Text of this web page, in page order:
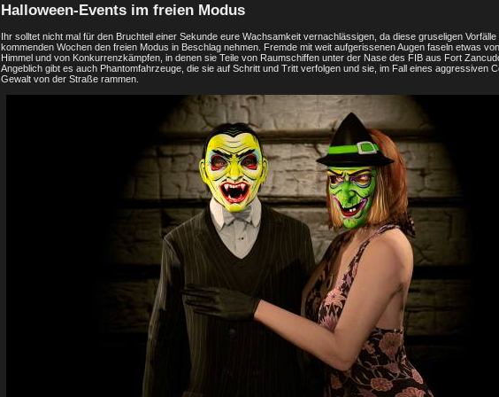
Halloween-Events im freien Modus
Ihr solltet nicht mal für den Bruchteil einer Sekunde eure Wachsamkeit vernachlässigen, da diese gruseligen
kommenden Wochen den freien Modus in Beschlag nehmen. Fremde mit weit aufgerissenen Augen faseln etwas
Himmel und von Konkurrenzkämpfen, in denen sie Teile von Raumschiffen unter der Nase des FIB aus Fort
Angeblich gibt es auch Phantomfahrzeuge, die sie auf Schritt und Tritt verfolgen und sie, im Fall eines aggressiven
Gewalt von der Straße rammen.